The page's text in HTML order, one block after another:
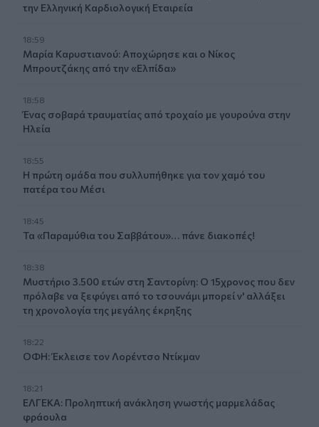
την Ελληνική Καρδιολογική Εταιρεία
18:59
Μαρία Καρυστιανού: Αποχώρησε και ο Νίκος
Μπρουτζάκης από την «Ελπίδα»
18:58
Ένας σοβαρά τραυματίας από τροχαίο με γουρούνα στην
Ηλεία
18:55
Η πρώτη ομάδα που συλλυπήθηκε για τον χαμό του
πατέρα του Μέσι
18:45
Τα «Παραμύθια του Σαββάτου»… πάνε διακοπές!
18:38
Μυστήριο 3.500 ετών στη Σαντορίνη: Ο 15χρονος που δεν
πρόλαβε να ξεφύγει από το τσουνάμι μπορεί ν' αλλάξει
τη χρονολογία της μεγάλης έκρηξης
18:22
ΟΦΗ: Έκλεισε τον Λορέντσο Ντίκμαν
18:21
ΕΛΓΕΚΑ: Προληπτική ανάκληση γνωστής μαρμελάδας
φράουλα